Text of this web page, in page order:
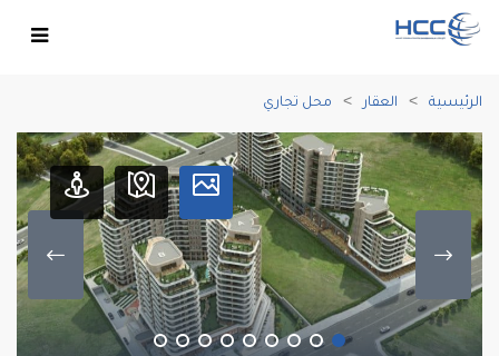
الرئيسية العقار محل تجاري